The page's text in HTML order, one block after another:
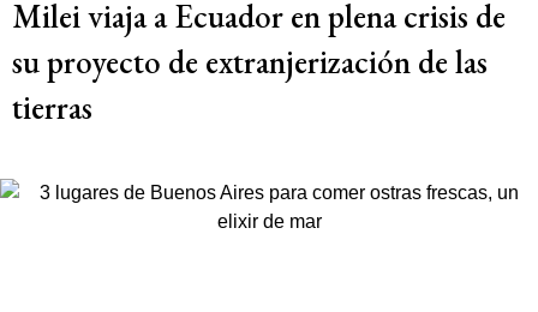
Milei viaja a Ecuador en plena crisis de
su proyecto de extranjerización de las
tierras